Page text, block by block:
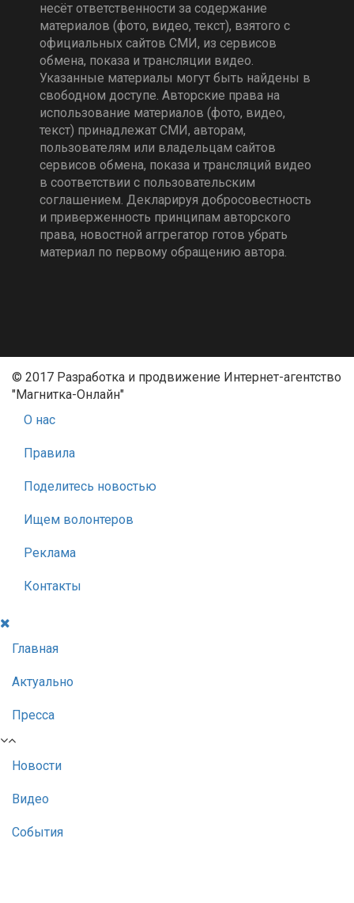
несёт ответственности за содержание
материалов (фото, видео, текст), взятого с
официальных сайтов СМИ, из сервисов
обмена, показа и трансляции видео.
Указанные материалы могут быть найдены в
свободном доступе. Авторские права на
использование материалов (фото, видео,
текст) принадлежат СМИ, авторам,
пользователям или владельцам сайтов
сервисов обмена, показа и трансляций видео
в соответствии с пользовательским
соглашением. Декларируя добросовестность
и приверженность принципам авторского
права, новостной аггрегатор готов убрать
материал по первому обращению автора.
© 2017 Разработка и продвижение Интернет-агентство
"Магнитка-Онлайн"
О нас
Правила
Поделитесь новостью
Ищем волонтеров
Реклама
Контакты
Главная
Актуально
Пресса
Новости
Видео
События